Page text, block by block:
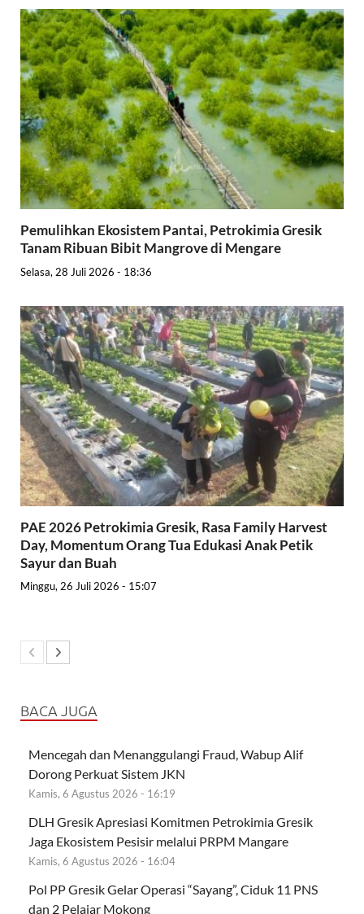
Pemulihkan Ekosistem Pantai, Petrokimia Gresik
Tanam Ribuan Bibit Mangrove di Mengare
Selasa, 28 Juli 2026 - 18:36
PAE 2026 Petrokimia Gresik, Rasa Family Harvest
Day, Momentum Orang Tua Edukasi Anak Petik
Sayur dan Buah
Minggu, 26 Juli 2026 - 15:07
BACA JUGA
Mencegah dan Menanggulangi Fraud, Wabup Alif
Dorong Perkuat Sistem JKN
Kamis, 6 Agustus 2026 - 16:19
DLH Gresik Apresiasi Komitmen Petrokimia Gresik
Jaga Ekosistem Pesisir melalui PRPM Mangare
Kamis, 6 Agustus 2026 - 16:04
Pol PP Gresik Gelar Operasi “Sayang”, Ciduk 11 PNS
dan 2 Pelajar Mokong